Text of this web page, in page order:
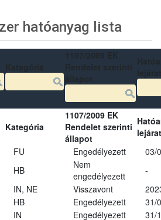
hatóanyag lista
Kategória
1107/2009 EK
Rendelet szerinti
állapot
FU Engedélyezett
03/
HB
Nem
engedélyezett
-
IN, NE Visszavont
HB Engedélyezett
31/
IN Engedélyezett
31/